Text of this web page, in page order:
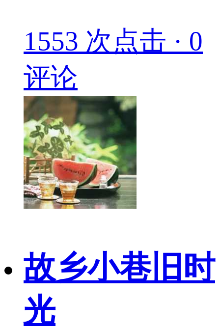
1553 次点击 · 0
评论
故乡小巷旧时
光